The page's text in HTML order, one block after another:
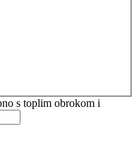
s toplim obrokom i